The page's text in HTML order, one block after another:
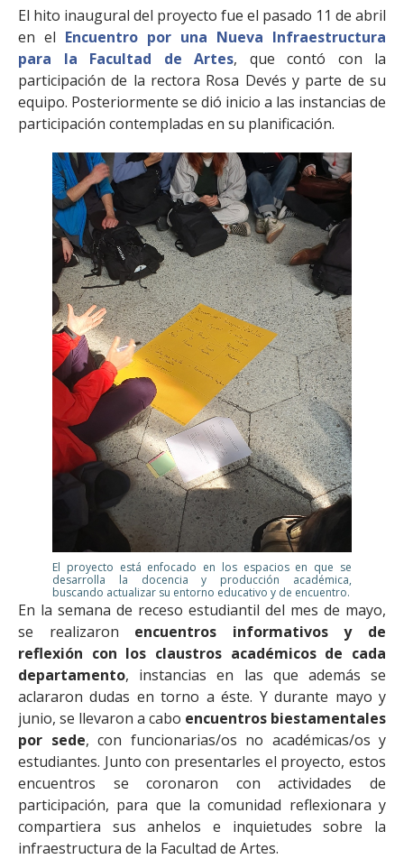
El hito inaugural del proyecto fue el pasado 11 de abril
en el Encuentro por una Nueva Infraestructura
para la Facultad de Artes, que contó con la
participación de la rectora Rosa Devés y parte de su
equipo. Posteriormente se dió inicio a las instancias de
participación contempladas en su planificación.
El proyecto está enfocado en los espacios en que se
desarrolla la docencia y producción académica,
buscando actualizar su entorno educativo y de encuentro.
En la semana de receso estudiantil del mes de mayo,
se realizaron encuentros informativos y de
reflexión con los claustros académicos de cada
departamento, instancias en las que además se
aclararon dudas en torno a éste. Y durante mayo y
junio, se llevaron a cabo encuentros biestamentales
por sede, con funcionarias/os no académicas/os y
estudiantes. Junto con presentarles el proyecto, estos
encuentros se coronaron con actividades de
participación, para que la comunidad reflexionara y
compartiera sus anhelos e inquietudes sobre la
infraestructura de la Facultad de Artes.